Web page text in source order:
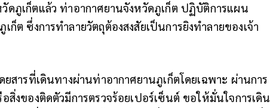
ดภูเก็ตแล้ว ท่าอากาศยานจังหวัดภูเก็ต ปฏิบัติการแผน
ก็ต ซึ่งการทำลายวัตถุต้องสงสัยเป็นการยิงทำลายของเจ้า
สารที่เดินทางผ่านท่าอากาศยานภูเก็ตโดยเฉพาะ ผ่านการ
สิ่งของติดตัวมีการตรวจร้อยเปอร์เซ็นต์ ขอให้มั่นใจการเดิน